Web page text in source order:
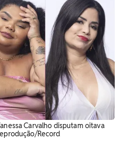
Carvalho disputam oitava
Record